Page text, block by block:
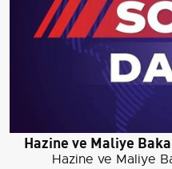
Hazine ve Maliye
Hazine ve Maliye